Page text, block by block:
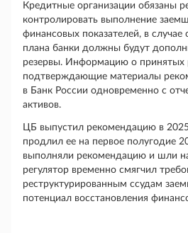
Кредитные организации обязаны
контролировать выполнение
финансовых показателей, в случае
плана банки должны будут
резервы. Информацию о принятых
подтверждающие материалы
в Банк России одновременно с
активов.
ЦБ выпустил рекомендацию в
продлил ее на первое полугодие
выполняли рекомендацию и шли
регулятор временно смягчил
реструктурированным ссудам
потенциал восстановления